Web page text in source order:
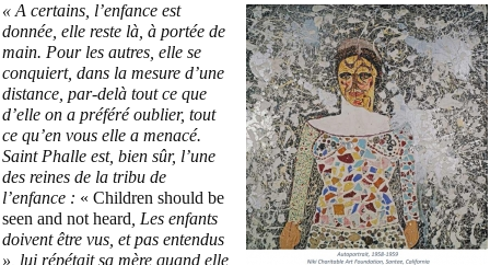
« A certains, l’enfance est
donnée, elle reste là, à portée de
main. Pour les autres, elle se
conquiert, dans la mesure d’une
distance, par-delà tout ce que
d’elle on a préféré oublier, tout
ce qu’en vous elle a menacé.
Saint Phalle est, bien sûr, l’une
des reines de la tribu de
l’enfance : « Children should be
seen and not heard, Les enfants
doivent être vus, et pas entendus
», lui répétait sa mère quand elle